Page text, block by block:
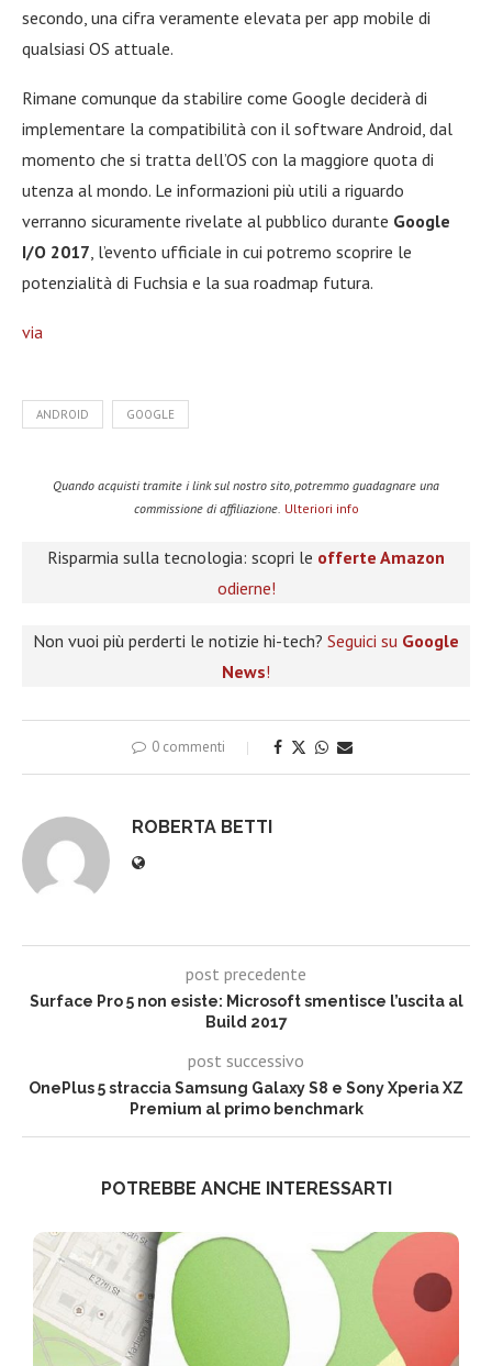
secondo, una cifra veramente elevata per app mobile di
qualsiasi OS attuale.
Rimane comunque da stabilire come Google deciderà di
implementare la compatibilità con il software Android, dal
momento che si tratta dell’OS con la maggiore quota di
utenza al mondo. Le informazioni più utili a riguardo
verranno sicuramente rivelate al pubblico durante Google
I/O 2017, l’evento ufficiale in cui potremo scoprire le
potenzialità di Fuchsia e la sua roadmap futura.
via
ANDROID GOOGLE
Quando acquisti tramite i link sul nostro sito, potremmo guadagnare una
commissione di affiliazione. Ulteriori info
Risparmia sulla tecnologia: scopri le offerte Amazon
odierne!
Non vuoi più perderti le notizie hi-tech? Seguici su Google
News!
0 commenti
ROBERTA BETTI
post precedente
Surface Pro 5 non esiste: Microsoft smentisce l’uscita al
Build 2017
post successivo
OnePlus 5 straccia Samsung Galaxy S8 e Sony Xperia XZ
Premium al primo benchmark
POTREBBE ANCHE INTERESSARTI